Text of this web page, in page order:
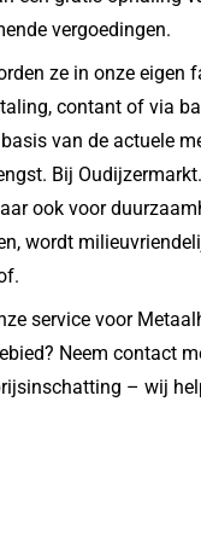
vergoedingen.
ze in onze eigen
contant of via
van de actuele
Bij
ook voor
wordt
service voor
Neem contact
– wij